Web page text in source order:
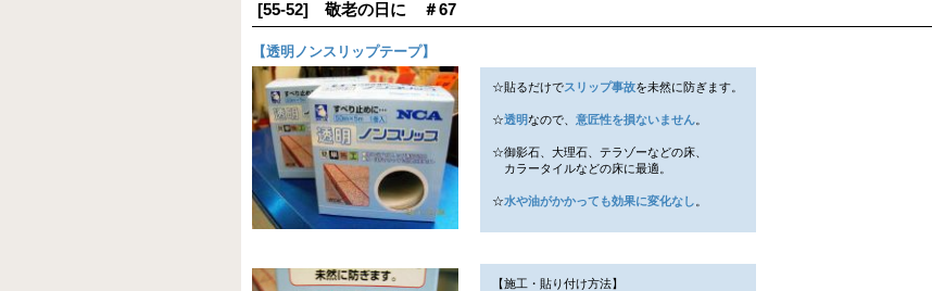
[55-52] 敬老の日に ＃67
【透明ノンスリップテープ】
☆貼るだけでスリップ事故を未然に防ぎます。
☆透明なので、意匠性を損ないません
☆御影石、大理石、テラゾーなどの床、
カラータイルなどの床に最適。
☆水や油がかかっても効果に変化なし
【施工・貼り付け方法】